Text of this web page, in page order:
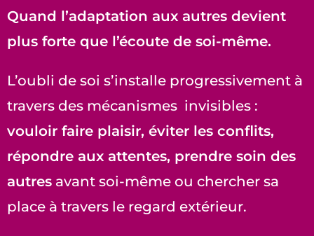
Quand l’adaptation aux autres devient
plus forte que l’écoute de soi-même.
L’oubli de soi s’installe progressivement à
travers des mécanismes invisibles :
vouloir faire plaisir, éviter les conflits,
répondre aux attentes, prendre soin des
autres avant soi-même ou chercher sa
place à travers le regard extérieur.